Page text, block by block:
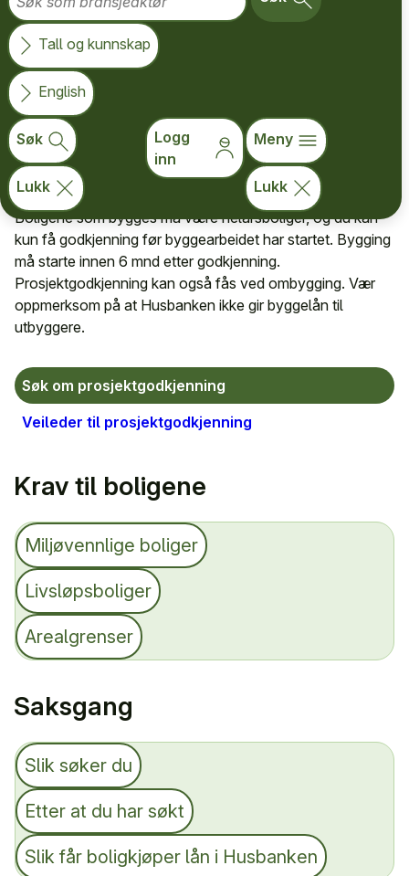
Tall og kunnskap
English
Søk
Lukk
Logg
inn
Meny
Lukk
dere søke Husbanken om
forhåndsgodkjenning av prosjektet. Det vil gi
kjøper mulighet til å få lån i Husbanken. For å
få godkjenning må dere bygge etter
Husbankens krav om boligkvalitet for enten
miljø eller livsløp.
Boligene som bygges må være helårsboliger, og du kan
kun få godkjenning før byggearbeidet har startet. Bygging
må starte innen 6 mnd etter godkjenning.
Prosjektgodkjenning kan også fås ved ombygging. Vær
oppmerksom på at Husbanken ikke gir byggelån til
utbyggere.
Søk om prosjektgodkjenning
Veileder til prosjektgodkjenning
Krav til boligene
Miljøvennlige boliger
Livsløpsboliger
Arealgrenser
Saksgang
Slik søker du
Etter at du har søkt
Slik får boligkjøper lån i Husbanken